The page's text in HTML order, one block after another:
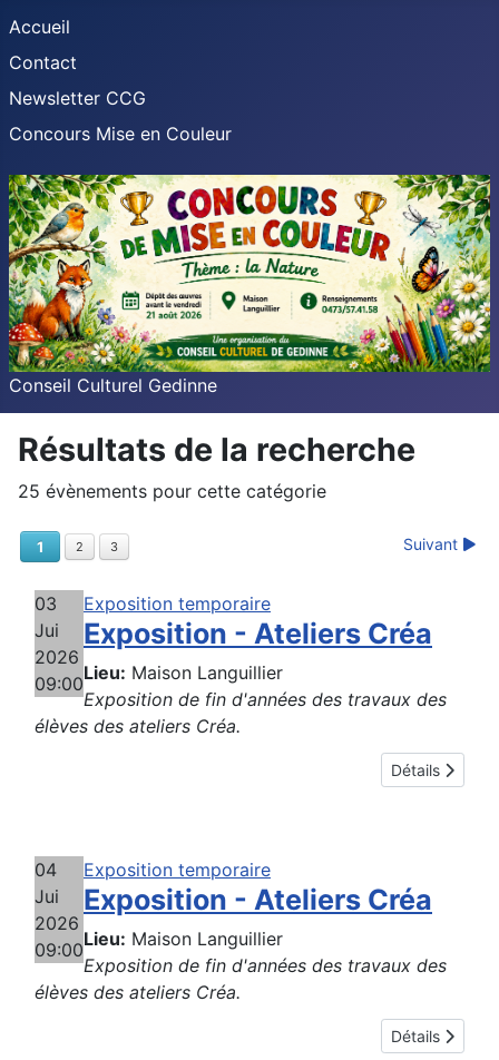
Accueil
Contact
Newsletter CCG
Concours Mise en Couleur
Conseil Culturel Gedinne
Résultats de la recherche
25 évènements pour cette catégorie
1 2 3 Suivant
03
Jui
2026
09:00
Exposition temporaire
Exposition - Ateliers Créa
Lieu: Maison Languillier
Exposition de fin d'années des travaux des
élèves des ateliers Créa.
Détails
04
Jui
2026
09:00
Exposition temporaire
Exposition - Ateliers Créa
Lieu: Maison Languillier
Exposition de fin d'années des travaux des
élèves des ateliers Créa.
Détails